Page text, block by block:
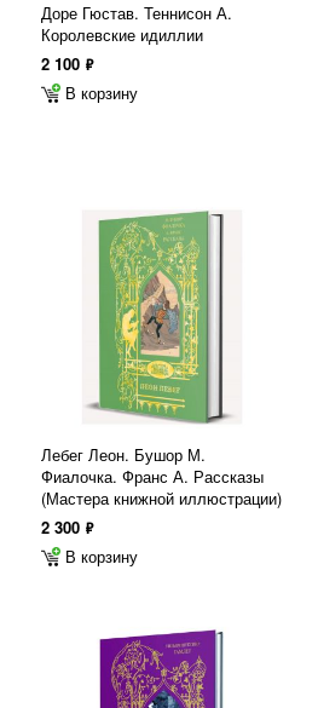
Доре Гюстав. Теннисон А.
Королевские идиллии
2 100 ф
В корзину
Лебег Леон. Бушор М.
Фиалочка. Франс А. Рассказы
(Мастера книжной иллюстрации)
2 300 ф
В корзину